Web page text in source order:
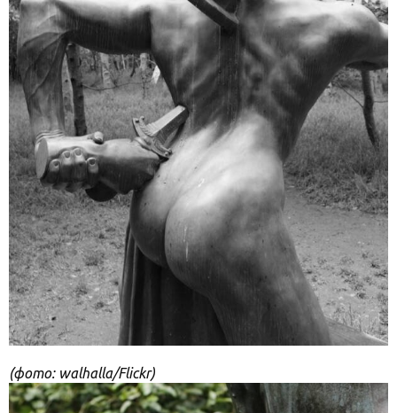
(фото: walhalla/Flickr)